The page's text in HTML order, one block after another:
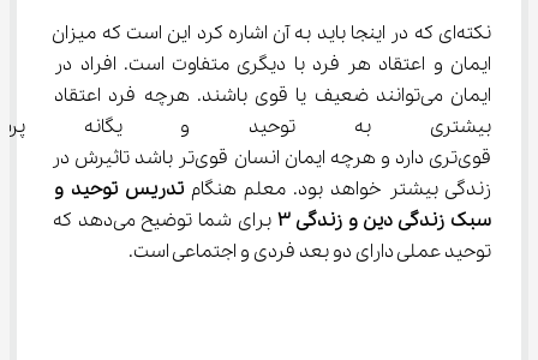
نکته‌ای که در اینجا باید به آن اشاره کرد این است که میزان
ایمان و اعتقاد هر فرد با دیگری متفاوت است. افراد در
ایمان می‌توانند ضعیف یا قوی باشند. هرچه فرد اعتقاد
بیشتری به توحید و یگانه
قوی‌تری دارد و هرچه ایمان انسان قوی‌تر باشد تاثیرش در
زندگی بیشتر خواهد بود. معلم هنگام تدریس توحید و
سبک زندگی دین و زندگی ۳
برای شما توضیح می‌دهد که
توحید عملی دارای دو بعد فردی و اجتماعی است.